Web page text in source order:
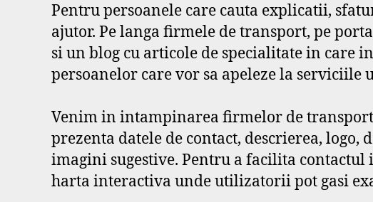
Pentru persoanele care cauta explicatii,
ajutor. Pe langa firmele de transport, pe
si un blog cu articole de specialitate in
persoanelor care vor sa apeleze la serviciile
Venim in intampinarea firmelor de
prezenta datele de contact, descrierea,
imagini sugestive. Pentru a facilita
harta interactiva unde utilizatorii pot gasi